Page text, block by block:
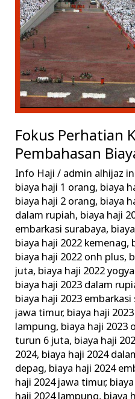
Fokus Perhatian
Pembahasan
Info Haji / admin alhijaz
biaya haji 1 orang, biaya
biaya haji 2 orang, biaya
dalam rupiah, biaya haji
embarkasi surabaya,
biaya haji 2022 kemenag,
biaya haji 2022 onh plus,
juta, biaya haji 2022
biaya haji 2023 dalam
biaya haji 2023 embarkasi
jawa timur, biaya haji
lampung, biaya haji 2023
turun 6 juta, biaya haji
2024, biaya haji 2024
depag, biaya haji 2024
haji 2024 jawa timur,
Pembahasan
Biaya
Haji
2017